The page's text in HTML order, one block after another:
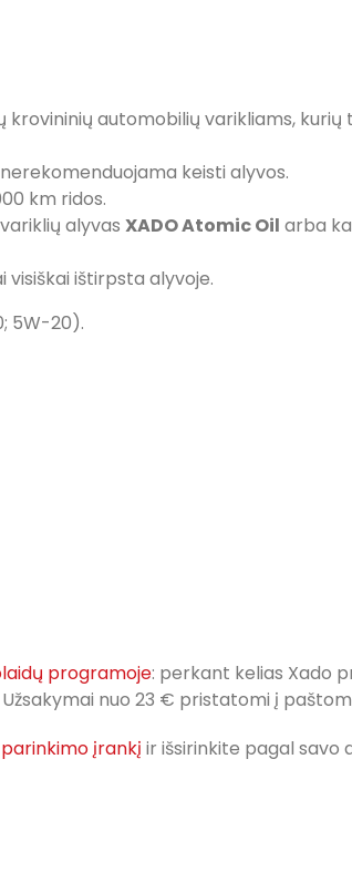
automobilių varikliams,
keisti alyvos.
km ridos.
alyvas XADO Atomic Oil arba
ištirpsta alyvoje.
5W-20).
programoje: perkant kelias Xado
nuo 23 € pristatomi į
įrankį ir išsirinkite pagal savo